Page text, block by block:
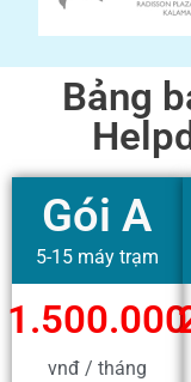
Bảng
Gói A
5-15 máy trạm
1.500.000
vnđ / tháng